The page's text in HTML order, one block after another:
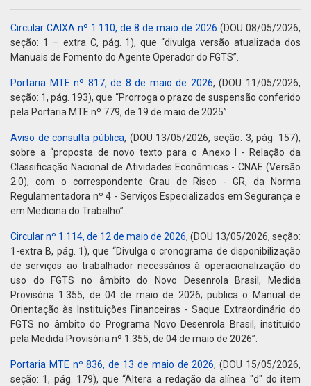
Circular CAIXA nº 1.110, de 8 de maio de 2026 (DOU 08/05/2026,
seção: 1 – extra C, pág. 1), que “divulga versão atualizada dos
Manuais de Fomento do Agente Operador do FGTS”.
Portaria MTE nº 817, de 8 de maio de 2026, (DOU 11/05/2026,
seção: 1, pág. 193), que “Prorroga o prazo de suspensão conferido
pela Portaria MTE nº 779, de 19 de maio de 2025”.
Aviso de consulta pública, (DOU 13/05/2026, seção: 3, pág. 157),
sobre a “proposta de novo texto para o Anexo I - Relação da
Classificação Nacional de Atividades Econômicas - CNAE (Versão
2.0), com o correspondente Grau de Risco - GR, da Norma
Regulamentadora nº 4 - Serviços Especializados em Segurança e
em Medicina do Trabalho”.
Circular nº 1.114, de 12 de maio de 2026, (DOU 13/05/2026, seção:
1-extra B, pág. 1), que “Divulga o cronograma de disponibilização
de serviços ao trabalhador necessários à operacionalização do
uso do FGTS no âmbito do Novo Desenrola Brasil, Medida
Provisória 1.355, de 04 de maio de 2026; publica o Manual de
Orientação às Instituições Financeiras - Saque Extraordinário do
FGTS no âmbito do Programa Novo Desenrola Brasil, instituído
pela Medida Provisória nº 1.355, de 04 de maio de 2026”.
Portaria MTE nº 836, de 13 de maio de 2026, (DOU 15/05/2026,
seção: 1, pág. 179), que “Altera a redação da alínea "d" do item